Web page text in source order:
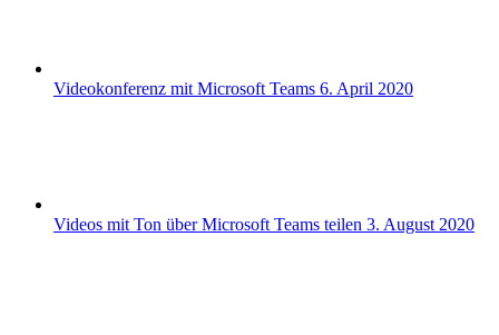
Videokonferenz mit Microsoft Teams 6. April 2020
Videos mit Ton über Microsoft Teams teilen 3. August 2020